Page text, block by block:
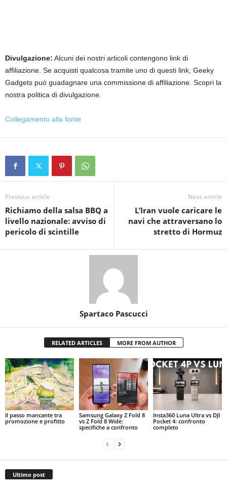
Divulgazione: Alcuni dei nostri articoli contengono link di
affiliazione. Se acquisti qualcosa tramite uno di questi link, Geeky
Gadgets può guadagnare una commissione di affiliazione. Scopri la
nostra politica di divulgazione.
Collegamento alla fonte
Previous article
Richiamo della salsa BBQ a
livello nazionale: avviso di
pericolo di scintille
Next article
L’Iran vuole caricare le
navi che attraversano lo
stretto di Hormuz
Spartaco Pascucci
RELATED ARTICLES MORE FROM AUTHOR
Il passo mancante tra
promozione e profitto
Samsung Galaxy Z Fold 8
vs Z Fold 8 Wide:
specifiche a confronto
Insta360 Luna Ultra vs DJI
Pocket 4: confronto
completo
Ultimo post